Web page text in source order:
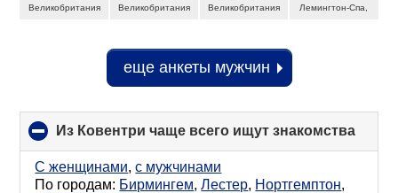
Великобритания
Великобритания
Великобритания
Лемингтон-Спа,
еще анкеты мужчин
Из Ковентри чаще всего ищут знакомства
to
С женщинами,с мужчинами
По городам: Бирмингем,Лестер, Нортгемптон,